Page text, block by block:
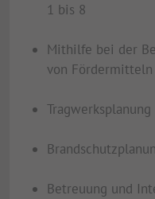
1 bis 8
Mithilfe bei der
von Fördermitteln
Tragwerksplanung
Betreuung und